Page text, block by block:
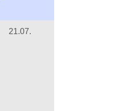
21.07.